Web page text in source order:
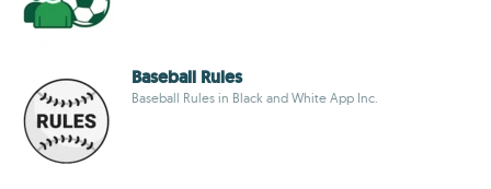
Baseball Rules
Baseball Rules in Black and White App Inc.